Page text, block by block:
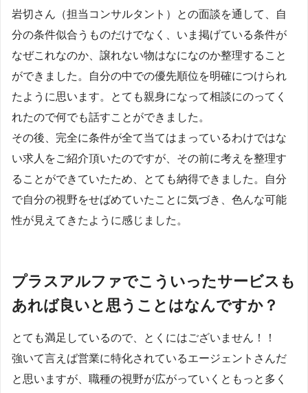
岩切さん（担当コンサルタント）との面談を通して、自
分の条件似合うものだけでなく、いま掲げている条件が
なぜこれなのか、譲れない物はなになのか整理すること
ができました。自分の中での優先順位を明確につけられ
たように思います。とても親身になって相談にのってく
れたので何でも話すことができました。
その後、完全に条件が全て当てはまっているわけではな
い求人をご紹介頂いたのですが、その前に考えを整理す
ることができていたため、とても納得できました。自分
で自分の視野をせばめていたことに気づき、色んな可能
性が見えてきたように感じました。
プラスアルファでこういったサービスも
あれば良いと思うことはなんですか？
とても満足しているので、とくにはございません！！
強いて言えば営業に特化されているエージェントさんだ
と思いますが、職種の視野が広がっていくともっと多く